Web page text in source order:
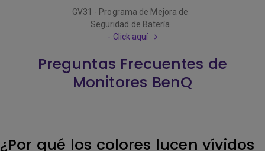
GV31 - Programa de Mejora de
Seguridad de Batería
- Click aquí
Preguntas Frecuentes de
Monitores BenQ
¿Por qué los colores lucen vívidos